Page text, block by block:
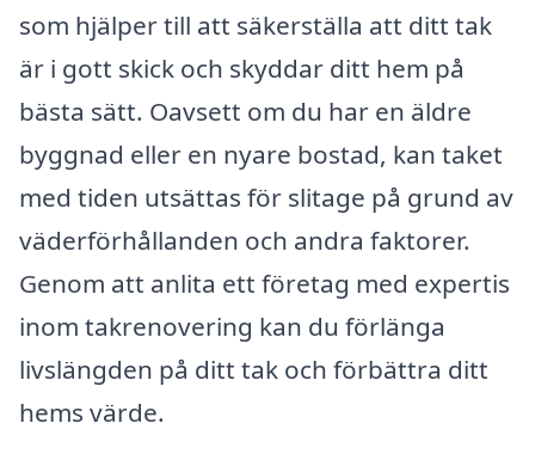
som hjälper till att säkerställa att ditt tak
är i gott skick och skyddar ditt hem på
bästa sätt. Oavsett om du har en äldre
byggnad eller en nyare bostad, kan taket
med tiden utsättas för slitage på grund av
väderförhållanden och andra faktorer.
Genom att anlita ett företag med expertis
inom takrenovering kan du förlänga
livslängden på ditt tak och förbättra ditt
hems värde.